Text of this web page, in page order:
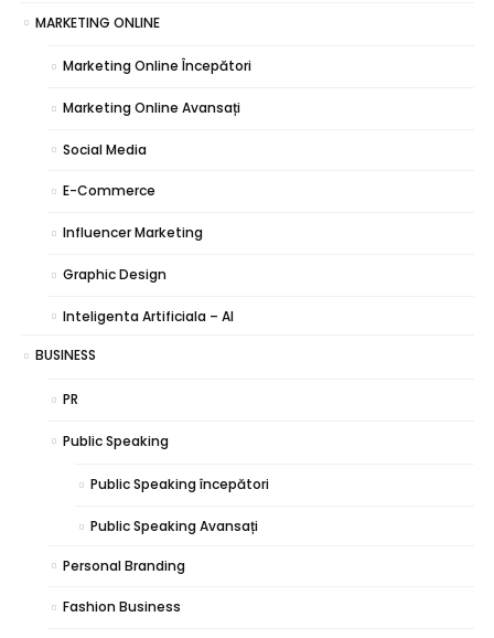
MARKETING ONLINE
Marketing Online Începători
Marketing Online Avansați
Social Media
E-Commerce
Influencer Marketing
Graphic Design
Inteligenta Artificiala – AI
BUSINESS
PR
Public Speaking
Public Speaking începători
Public Speaking Avansați
Personal Branding
Fashion Business